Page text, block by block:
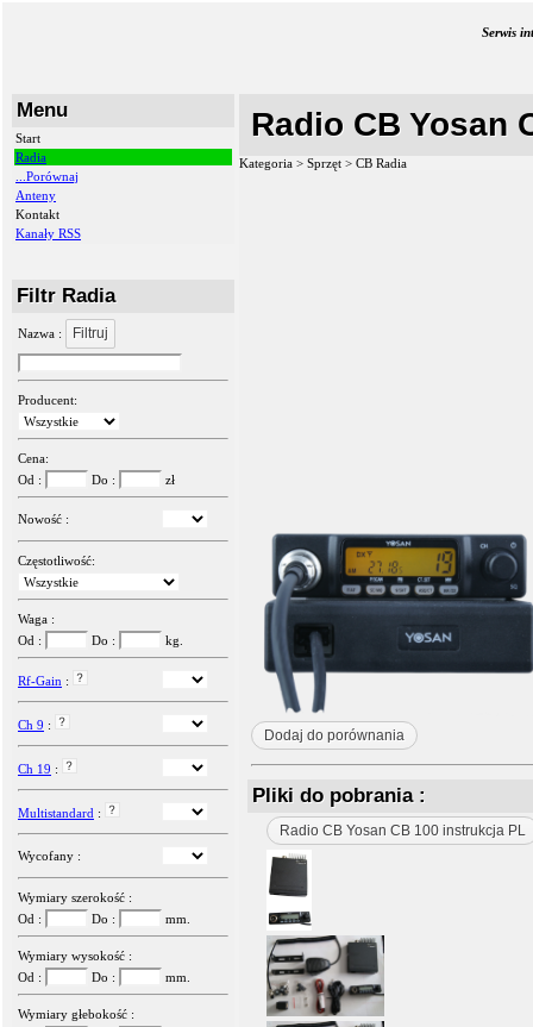
Serwis
Menu
Start
Radia
...Porównaj
Anteny
Kontakt
Kanały RSS
Filtr Radia
Nazwa : Filtruj
Producent:
Cena:
Od :
Do : zł
Nowość :
Częstotliwość:
Waga :
Od :
Do : kg.
Rf-Gain :
Ch 9 :
Ch 19 :
Multistandard :
Wycofany :
Wymiary szerokość :
Od :
Do : mm.
Wymiary wysokość :
Od :
Do : mm.
Wymiary głebokość :
Radio CB Yosan
Kategoria > Sprzęt > CB Radia
Dodaj do porównania
Pliki do pobrania :
Radio CB Yosan CB 100 instrukcja PL